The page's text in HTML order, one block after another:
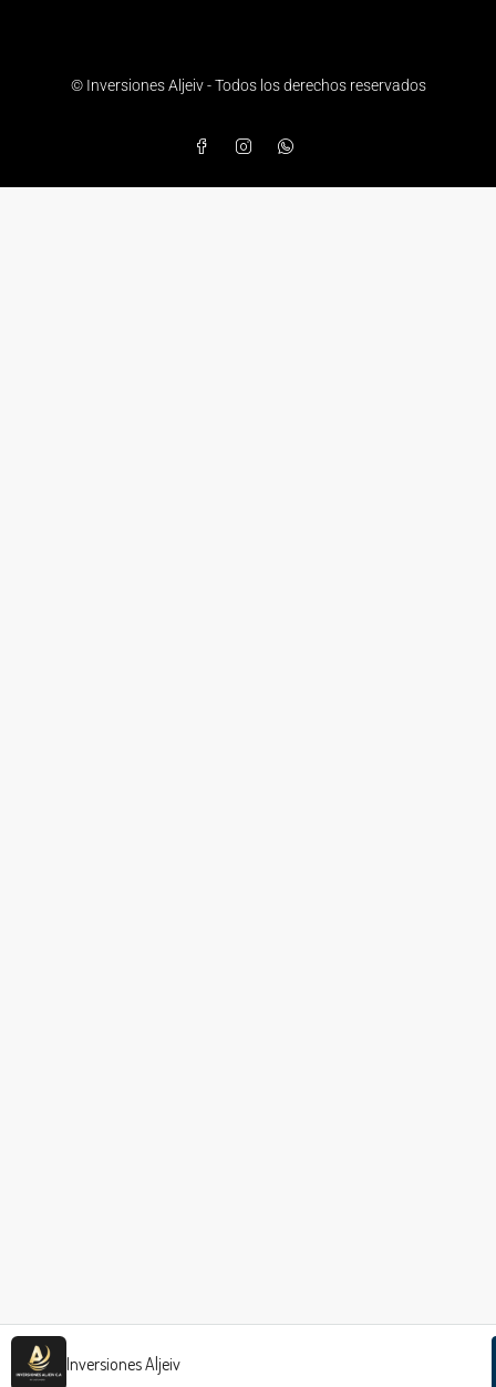
Inversiones Aljeiv
© Inversiones Aljeiv - Todos los derechos reservados